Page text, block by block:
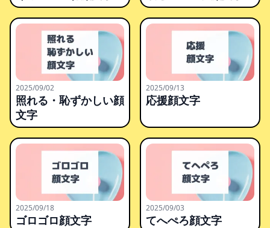
2025/09/02
照れる・恥ずかしい顔
文字
2025/09/13
応援顔文字
2025/09/18
ゴロゴロ顔文字
2025/09/03
てへぺろ顔文字